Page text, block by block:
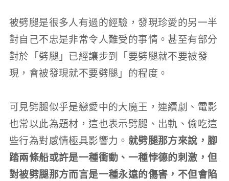
被劈腿是很多人有過的經驗，發現珍愛的另一半
對自己不忠是非常令人難受的事情。甚至有部分
對於「劈腿」已經讓步到「要劈腿就不要被發
現，會被發現就不要劈腿」的程度。
可見劈腿似乎是戀愛中的大魔王，連續劇、電影
也常以此為題材，這也表示劈腿、出軌、偷吃這
些行為對感情極具影響力。 就劈腿那方來說，腳
踏兩條船或許是一種衝動、一種悖德的刺激，但
對被劈腿那方而言是一種永遠的傷害，不但會陷